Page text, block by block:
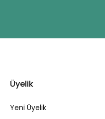
Üyelik
Yeni Üyelik